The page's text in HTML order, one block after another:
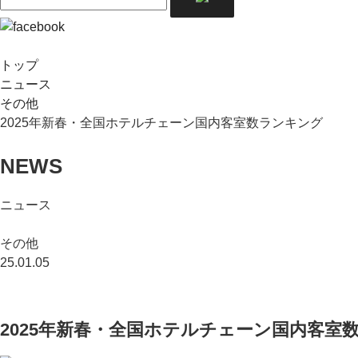
トップ
ニュース
その他
2025年新春・全国ホテルチェーン国内客室数ランキング
NEWS
ニュース
その他
25.01.05
2025年新春・全国ホテルチェーン国内客室